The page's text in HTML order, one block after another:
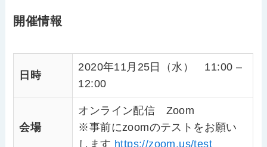
開催情報
日時
2020年11月25日（水） 11:00 –
12:00
会場
オンライン配信 Zoom
※事前にzoomのテストをお願い
します https://zoom.us/test